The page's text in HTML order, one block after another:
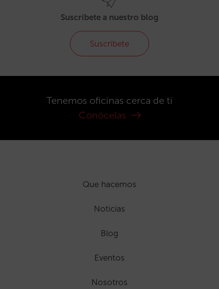
Suscríbete a nuestro blog
Suscríbete
Tenemos oficinas cerca de ti
Conócelas
Que hacemos
Noticias
Blog
Eventos
Nosotros